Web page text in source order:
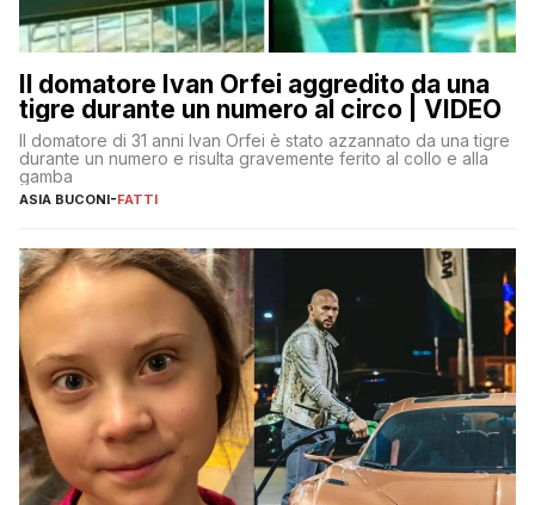
Il domatore Ivan Orfei aggredito da una
tigre durante un numero al circo | VIDEO
Il domatore di 31 anni Ivan Orfei è stato azzannato da una tigre
durante un numero e risulta gravemente ferito al collo e alla
gamba
ASIA BUCONI-FATTI